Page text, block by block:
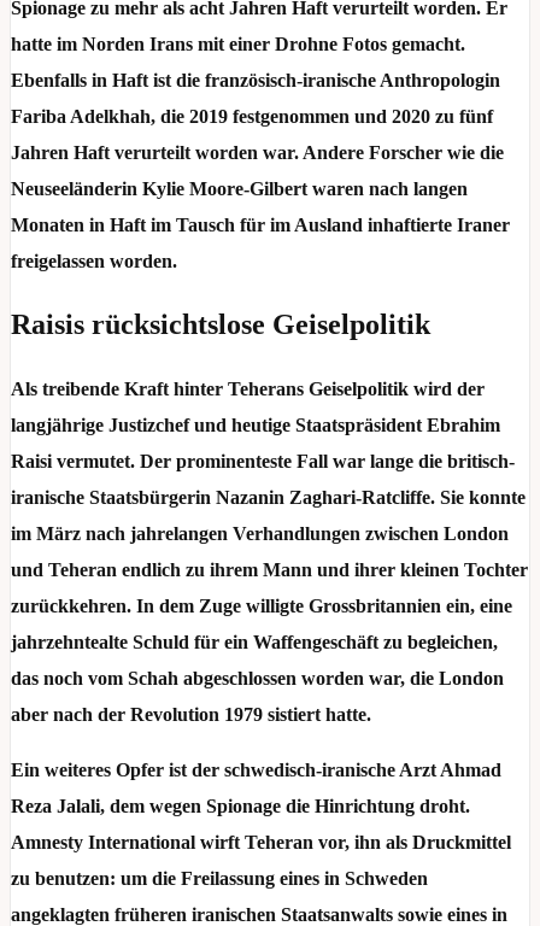
Spionage zu mehr als acht Jahren Haft verurteilt worden. Er
hatte im Norden Irans mit einer Drohne Fotos gemacht.
Ebenfalls in Haft ist die französisch-iranische Anthropologin
Fariba Adelkhah, die 2019 festgenommen und 2020 zu fünf
Jahren Haft verurteilt worden war. Andere Forscher wie die
Neuseeländerin Kylie Moore-Gilbert waren nach langen
Monaten in Haft im Tausch für im Ausland inhaftierte Iraner
freigelassen worden.
Raisis rücksichtslose Geiselpolitik
Als treibende Kraft hinter Teherans Geiselpolitik wird der
langjährige Justizchef und heutige Staatspräsident Ebrahim
Raisi vermutet. Der prominenteste Fall war lange die britisch-
iranische Staatsbürgerin Nazanin Zaghari-Ratcliffe. Sie konnte
im März nach jahrelangen Verhandlungen zwischen London
und Teheran endlich zu ihrem Mann und ihrer kleinen Tochter
zurückkehren. In dem Zuge willigte Grossbritannien ein, eine
jahrzehntealte Schuld für ein Waffengeschäft zu begleichen,
das noch vom Schah abgeschlossen worden war, die London
aber nach der Revolution 1979 sistiert hatte.
Ein weiteres Opfer ist der schwedisch-iranische Arzt Ahmad
Reza Jalali, dem wegen Spionage die Hinrichtung droht.
Amnesty International wirft Teheran vor, ihn als Druckmittel
zu benutzen: um die Freilassung eines in Schweden
angeklagten früheren iranischen Staatsanwalts sowie eines in